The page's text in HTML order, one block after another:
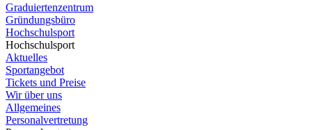
Graduiertenzentrum
Gründungsbüro
Hochschulsport
Hochschulsport
Aktuelles
Sportangebot
Tickets und Preise
Wir über uns
Allgemeines
Personalvertretung